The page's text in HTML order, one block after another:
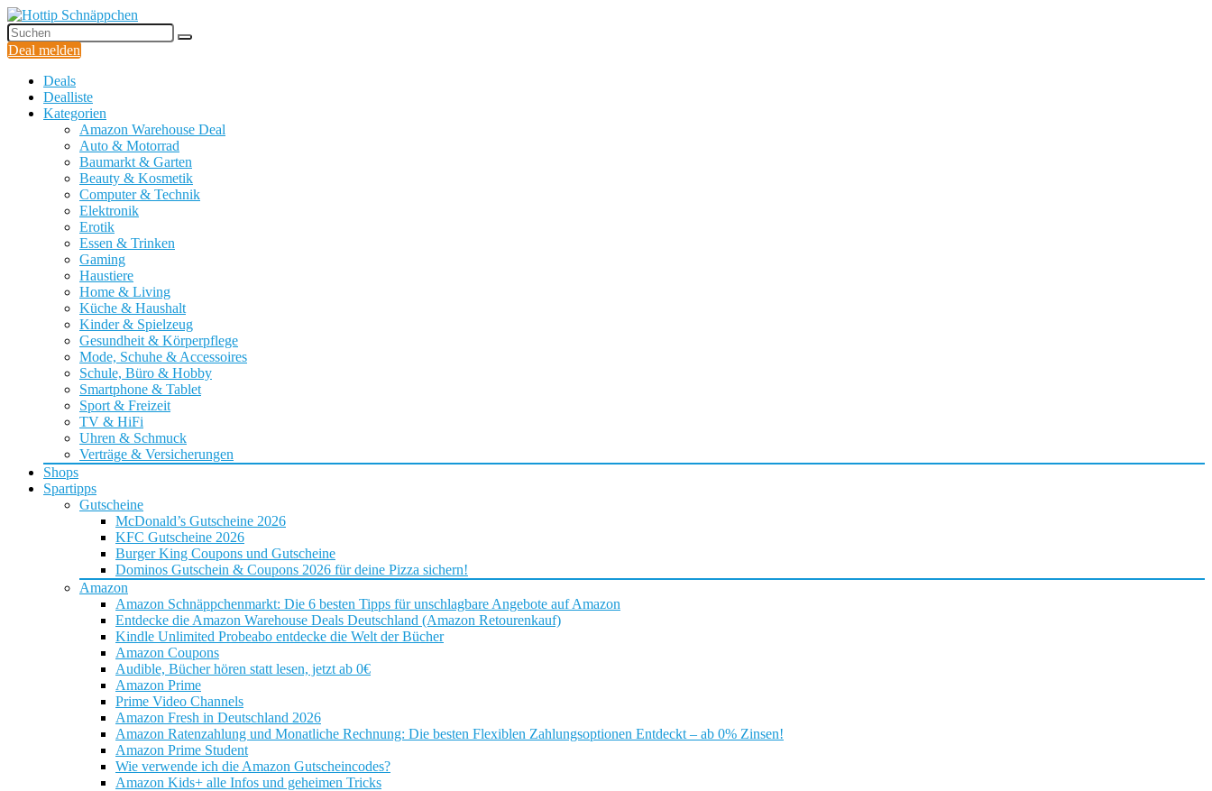
Deal melden
Deals
Dealliste
Kategorien
Amazon Warehouse Deal
Auto & Motorrad
Baumarkt & Garten
Beauty & Kosmetik
Computer & Technik
Elektronik
Erotik
Essen & Trinken
Gaming
Haustiere
Home & Living
Küche & Haushalt
Kinder & Spielzeug
Gesundheit & Körperpflege
Mode, Schuhe & Accessoires
Schule, Büro & Hobby
Smartphone & Tablet
Sport & Freizeit
TV & HiFi
Uhren & Schmuck
Verträge & Versicherungen
Shops
Spartipps
Gutscheine
McDonald’s Gutscheine 2026
KFC Gutscheine 2026
Burger King Coupons und Gutscheine
Dominos Gutschein & Coupons 2026 für deine Pizza sichern!
Amazon
Amazon Schnäppchenmarkt: Die 6 besten Tipps für unschlagbare Angebote auf Amazon
Entdecke die Amazon Warehouse Deals Deutschland (Amazon Retourenkauf)
Kindle Unlimited Probeabo entdecke die Welt der Bücher
Amazon Coupons
Audible, Bücher hören statt lesen, jetzt ab 0€
Amazon Prime
Prime Video Channels
Amazon Fresh in Deutschland 2026
Amazon Ratenzahlung und Monatliche Rechnung: Die besten Flexiblen Zahlungsoptionen Entdeckt – ab 0% Zinsen!
Amazon Prime Student
Wie verwende ich die Amazon Gutscheincodes?
Amazon Kids+ alle Infos und geheimen Tricks